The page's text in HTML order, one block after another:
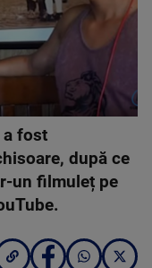
a fost
după ce
un filmuleț pe